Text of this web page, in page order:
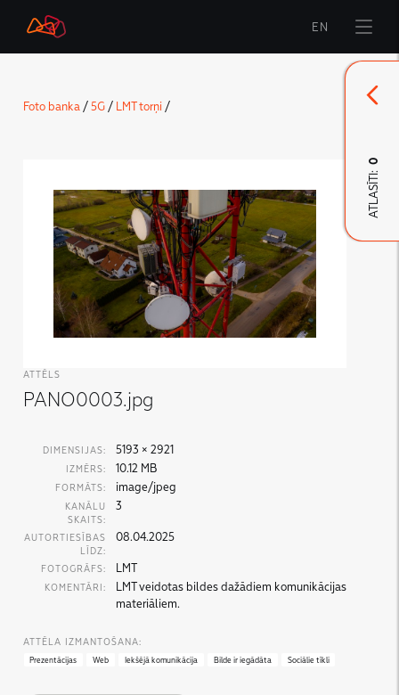
Sākums
LMT Karte
LMT Innovations
LMT Defence
Lejupielāde un jaunumi
Izstrādātie materiāli
EN
Foto banka/5G/ LMT torņi/
ATTĒLS
PANO0003.jpg
DIMENSIJAS: 5193 × 2921
IZMĒRS: 10.12 MB
FORMĀTS: image/jpeg
KANĀLU
SKAITS:
3
AUTORTIESĪBAS
LĪDZ:
08.04.2025
FOTOGRĀFS: LMT
KOMENTĀRI:
LMT veidotas bildes dažādiem komunikācijas
materiāliem.
ATTĒLA IZMANTOŠANA:
Prezentācijas Web Iekšējā komunikācija Bilde ir iegādāta Sociālie tīkli
ATLASĪTI:
0